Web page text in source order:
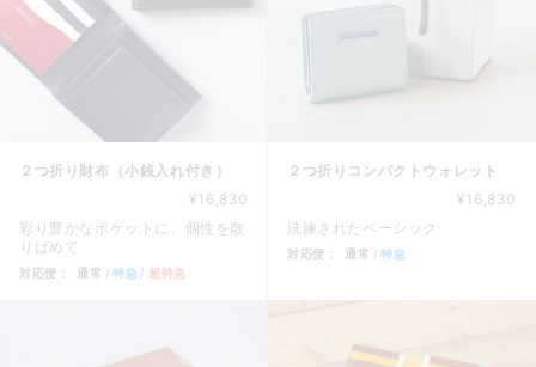
２つ折り財布（小銭入れ付き）
¥16,830
彩り豊かなポケットに、個性を散
りばめて
対応便： 通常 特急 超特急
２つ折りコンパクトウォレット
¥16,830
洗練されたベーシック
対応便： 通常 特急